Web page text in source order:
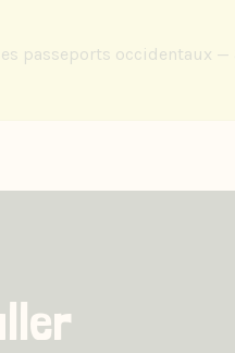
passeports occidentaux —